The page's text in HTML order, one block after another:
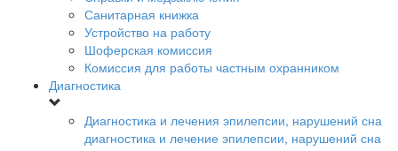
Санитарная книжка
Устройство на работу
Шоферская комиссия
Комиссия для работы частным охранником
Диагностика
Диагностика и лечения эпилепсии, нарушений сна
диагностика и лечение эпилепсии, нарушений сна